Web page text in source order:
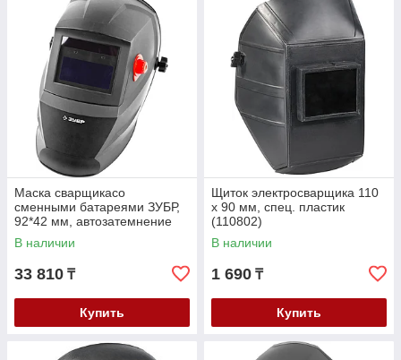
Маска сварщикасо
сменными батареями ЗУБР,
92*42 мм, автозатемнение
(11070)
В наличии
33 810 ₸
Купить
Щиток электросварщика 110
х 90 мм, спец. пластик
(110802)
В наличии
1 690 ₸
Купить